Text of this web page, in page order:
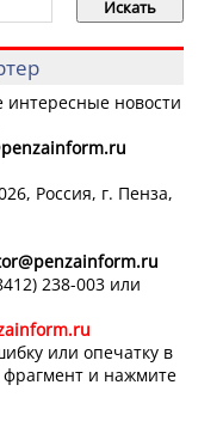
новости
Россия, г. Пенза,
@penzainform.ru
238-003 или
или опечатку в
фрагмент и нажмите